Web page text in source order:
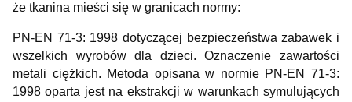
że tkanina mieści się w granicach normy:
PN-EN 71-3: 1998 dotyczącej bezpieczeństwa zabawek i
wszelkich wyrobów dla dzieci. Oznaczenie zawartości
metali ciężkich. Metoda opisana w normie PN-EN 71-3:
1998 oparta jest na ekstrakcji w warunkach symulujących